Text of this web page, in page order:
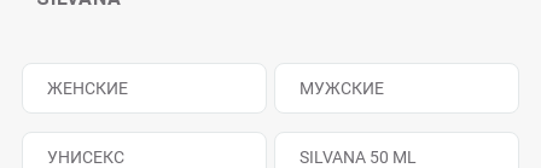
ЖЕНСКИЕ МУЖСКИЕ
УНИСЕКС SILVANA 50 ML